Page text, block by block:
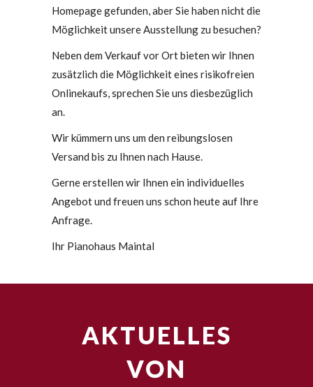
Homepage gefunden, aber Sie haben nicht die
Möglichkeit unsere Ausstellung zu besuchen?
Neben dem Verkauf vor Ort bieten wir Ihnen
zusätzlich die Möglichkeit eines risikofreien
Onlinekaufs, sprechen Sie uns diesbezüglich
an.
Wir kümmern uns um den reibungslosen
Versand bis zu Ihnen nach Hause.
Gerne erstellen wir Ihnen ein individuelles
Angebot und freuen uns schon heute auf Ihre
Anfrage.
Ihr Pianohaus Maintal
AKTUELLES
VON